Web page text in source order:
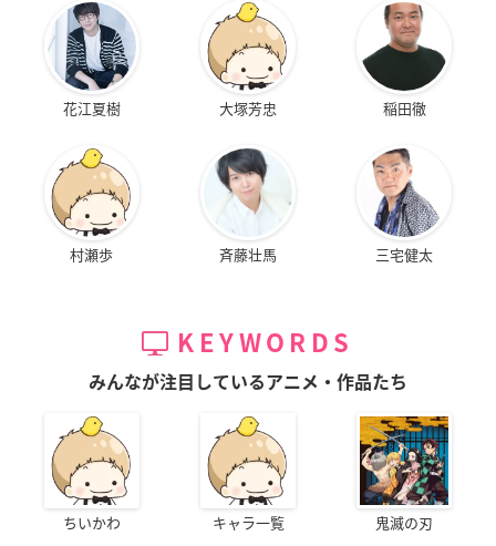
花江夏樹 大塚芳忠 稲田徹
村瀬歩 斉藤壮馬 三宅健太
KEYWORDS
みんなが注目しているアニメ・作品たち
ちいかわ キャラ一覧 鬼滅の刃